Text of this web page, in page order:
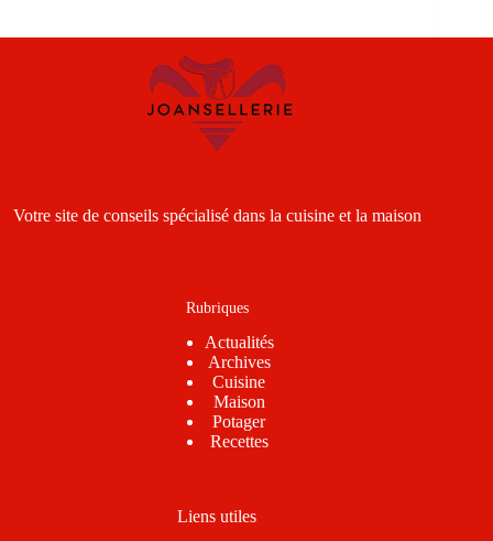
Votre site de conseils spécialisé dans la cuisine et la maison
Rubriques
Actualités
Archives
Cuisine
Maison
Potager
Recettes
Liens utiles